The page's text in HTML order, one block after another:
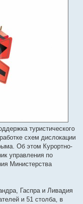
туристического
схем дислокации
Об этом Курортно-
управления по
Министерства
Гаспра и Ливадия
и 51 столба, в